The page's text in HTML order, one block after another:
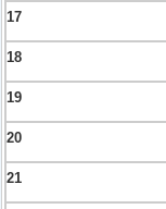
17
18
19
20
21